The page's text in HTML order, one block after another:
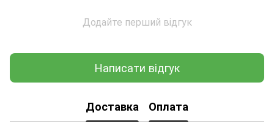
Додайте перший відгук
Написати відгук
Доставка Оплата